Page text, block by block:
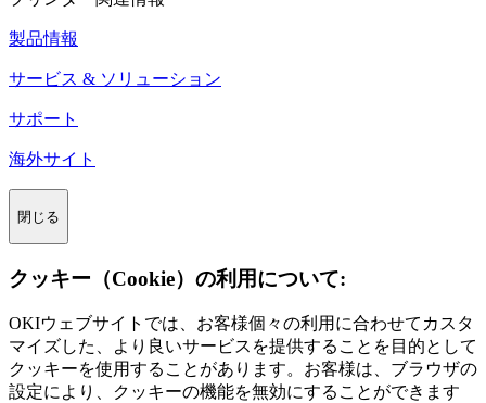
製品情報
サービス & ソリューション
サポート
海外サイト
閉じる
クッキー（Cookie）の利用について:
OKIウェブサイトでは、お客様個々の利用に合わせてカスタ
マイズした、より良いサービスを提供することを目的として
クッキーを使用することがあります。お客様は、ブラウザの
設定により、クッキーの機能を無効にすることができます